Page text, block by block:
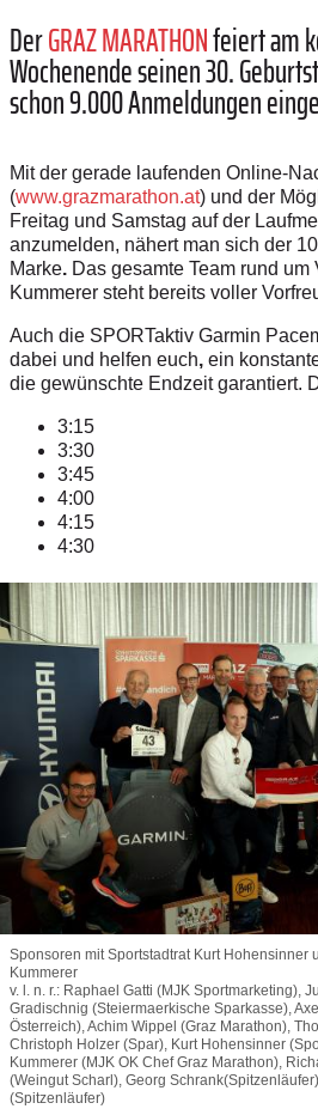
DerGRAZ MARATHONfeiert am
Wochenende seinen 30.
schon9.000 Anmeldungen
Mit der gerade laufenden Online-
(www.grazmarathon.at) und der
Freitag und Samstag auf der
anzumelden, nähert man sich der
Marke. Das gesamte Team rund um
Kummerer steht bereits voller
Auch die SPORTaktiv Garmin
dabei und helfen euch, ein
die gewünschte Endzeit garantiert.
3:15
3:30
3:45
4:00
4:15
4:30
Sponsoren mit Sportstadtrat Kurt Hohensinner
Kummerer
v. l. n. r.: Raphael Gatti (MJK Sportmarketing),
Gradischnig (Steiermaerkische Sparkasse),
Österreich), Achim Wippel (Graz Marathon),
Christoph Holzer (Spar), Kurt Hohensinner
Kummerer (MJK OK Chef Graz Marathon),
(Weingut Scharl), Georg
(Spitzenläufer)